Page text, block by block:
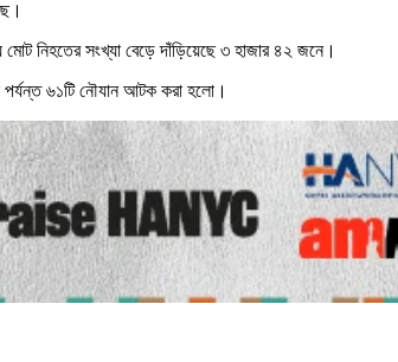
নিহতের সংখ্যা বেড়ে দাঁড়িয়েছে ৩ হাজার ৪২ জনে।
পর্যন্ত ৬১টি নৌযান আটক করা হলো।